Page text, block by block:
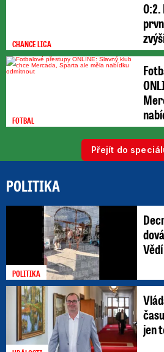
CHANCE LIGA
0:2.
FOTBAL
Přejít do
POLITIKA
POLITIKA
jen